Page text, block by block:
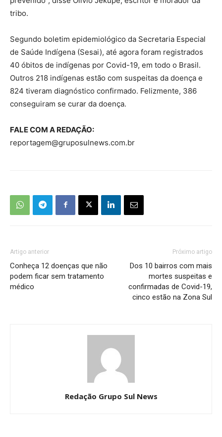
tribo.
Segundo boletim epidemiológico da Secretaria Especial
de Saúde Indígena (Sesai), até agora foram registrados
40 óbitos de indígenas por Covid-19, em todo o Brasil.
Outros 218 indígenas estão com suspeitas da doença e
824 tiveram diagnóstico confirmado. Felizmente, 386
conseguiram se curar da doença.
FALE COM A REDAÇÃO:
reportagem@gruposulnews.com.br
Artigo anterior
Conheça 12 doenças que não
podem ficar sem tratamento
médico
Próximo artigo
Dos 10 bairros com mais
mortes suspeitas e
confirmadas de Covid-19,
cinco estão na Zona Sul
Redação Grupo Sul News